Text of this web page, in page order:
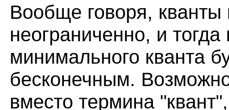
Вообще говоря, кванты
неограниченно, и
минимального кванта
бесконечным.
вместо термина